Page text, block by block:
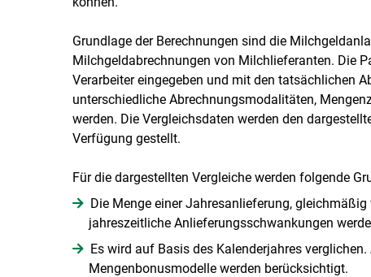
Grundlage der Berechnungen sind die
Milchgeldabrechnungen von Milchlieferanten. Die
Verarbeiter eingegeben und mit den tatsächlichen
unterschiedliche Abrechnungsmodalitäten,
werden. Die Vergleichsdaten werden den
Verfügung gestellt.
Für die dargestellten Vergleiche werden folgende
Die Menge einer Jahresanlieferung,
jahreszeitliche Anlieferungsschwankungen
Es wird auf Basis des Kalenderjahres
Mengenbonusmodelle werden berücksichtigt.